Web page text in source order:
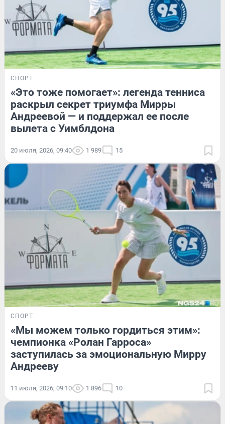
СПОРТ
«Это тоже помогает»: легенда тенниса
раскрыл секрет триумфа Мирры
Андреевой — и поддержал ее после
вылета с Уимблдона
20 июля, 2026, 09:40 1 989 15
СПОРТ
«Мы можем только гордиться этим»:
чемпионка «Ролан Гарроса»
заступилась за эмоциональную Мирру
Андрееву
11 июля, 2026, 09:10 1 896 10